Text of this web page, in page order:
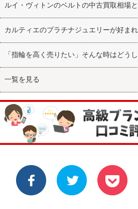
ルイ・ヴィトンのベルトの中古買取相場
カルティエのプラチナジュエリーが好ま
「指輪を高く売りたい」そんな時はどう
一覧を見る